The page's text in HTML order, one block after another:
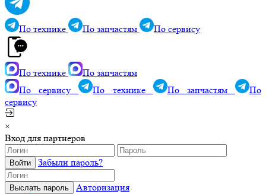
По технике По запчастям По сервису
По технике
По запчастям
По сервису
По технике По запчастям
По
сервису
×
Вход для партнеров
Забыли пароль?
Авторизация